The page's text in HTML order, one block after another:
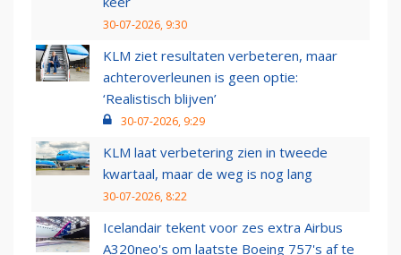
30-07-2026, 9:30
KLM ziet resultaten verbeteren, maar
achteroverleunen is geen optie:
‘Realistisch blijven’
30-07-2026, 9:29
KLM laat verbetering zien in tweede
kwartaal, maar de weg is nog lang
30-07-2026, 8:22
Icelandair tekent voor zes extra Airbus
A320neo's om laatste Boeing 757's af te